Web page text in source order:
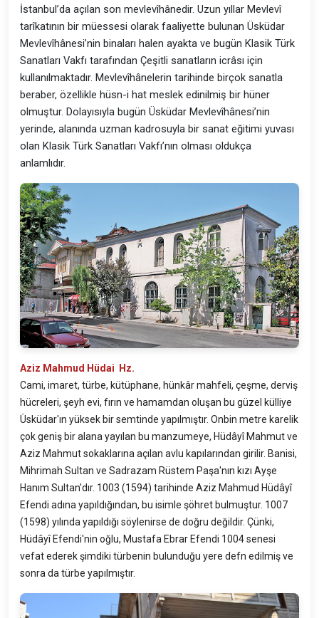
İstanbul’da açılan son mevlevîhânedir. Uzun yıllar Mevlevî
tarîkatının bir müessesi olarak faaliyette bulunan Üsküdar
Mevlevîhânesi’nin binaları halen ayakta ve bugün Klasik Türk
Sanatları Vakfı tarafından Çeşitli sanatların icrâsı için
kullanılmaktadır. Mevlevîhânelerin tarihinde birçok sanatla
beraber, özellikle hüsn-i hat meslek edinilmiş bir hüner
olmuştur. Dolayısıyla bugün Üsküdar Mevlevîhânesi’nin
yerinde, alanında uzman kadrosuyla bir sanat eğitimi yuvası
olan Klasik Türk Sanatları Vakfı’nın olması oldukça
anlamlıdır.
Aziz Mahmud Hüdai Hz.
Cami, imaret, türbe, kütüphane, hünkâr mahfeli, çeşme, derviş
hücreleri, şeyh evi, fırın ve hamamdan oluşan bu güzel külliye
Üsküdar'ın yüksek bir semtinde yapılmıştır. Onbin metre karelik
çok geniş bir alana yayılan bu manzumeye, Hüdâyî Mahmut ve
Aziz Mahmut sokaklarına açılan avlu kapılarından girilir. Banisi,
Mihrimah Sultan ve Sadrazam Rüstem Paşa'nın kızı Ayşe
Hanım Sultan'dır. 1003 (1594) tarihinde Aziz Mahmud Hüdâyî
Efendi adına yapıldığından, bu isimle şöhret bulmuştur. 1007
(1598) yılında yapıldığı söylenirse de doğru değildir. Çünki,
Hüdâyî Efendi'nin oğlu, Mustafa Ebrar Efendi 1004 senesi
vefat ederek şimdiki türbenin bulunduğu yere defn edilmiş ve
sonra da türbe yapılmıştır.